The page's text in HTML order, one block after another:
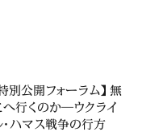
公開フォーラム】無
行くのか―ウクライ
ハマス戦争の行方